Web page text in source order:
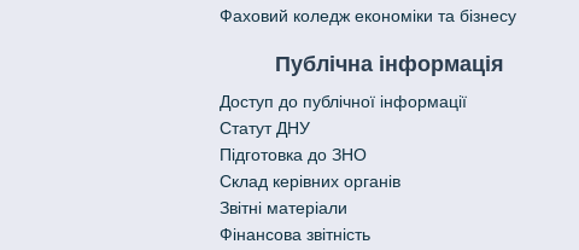
Фаховий коледж економіки та бізнесу
Публічна інформація
Доступ до публічної інформації
Статут ДНУ
Підготовка до ЗНО
Склад керівних органів
Звітні матеріали
Фінансова звітність